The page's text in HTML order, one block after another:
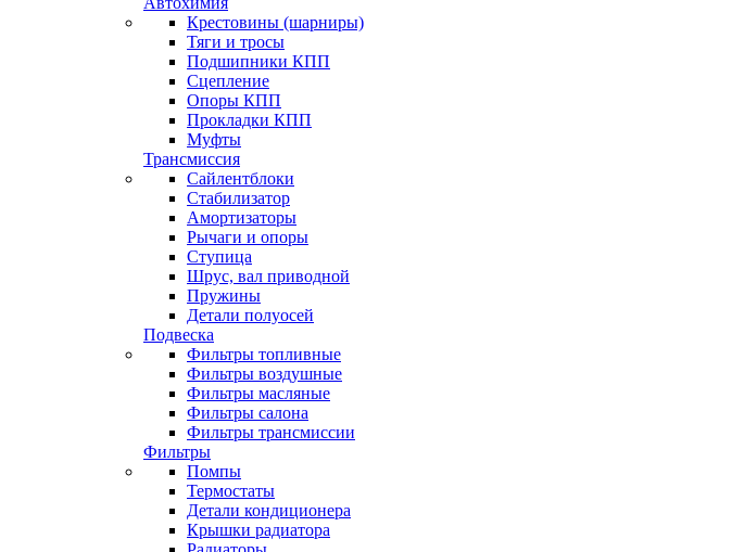
Крестовины (шарниры)
Тяги и тросы
Подшипники КПП
Сцепление
Опоры КПП
Прокладки КПП
Муфты
Трансмиссия
Сайлентблоки
Стабилизатор
Амортизаторы
Рычаги и опоры
Ступица
Шрус, вал приводной
Пружины
Детали полуосей
Подвеска
Фильтры топливные
Фильтры воздушные
Фильтры масляные
Фильтры салона
Фильтры трансмиссии
Фильтры
Помпы
Термостаты
Детали кондиционера
Крышки радиатора